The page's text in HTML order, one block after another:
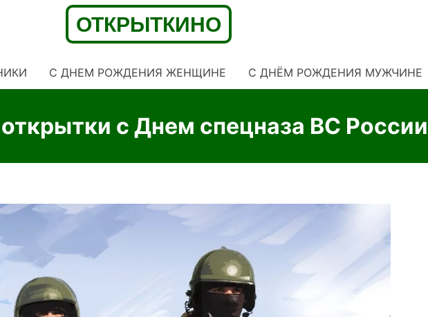
С ДНЕМ РОЖДЕНИЯ ЖЕНЩИНЕ C ДНЁМ РОЖДЕНИЯ МУЖЧИНЕ
с Днем спецназа ВС России